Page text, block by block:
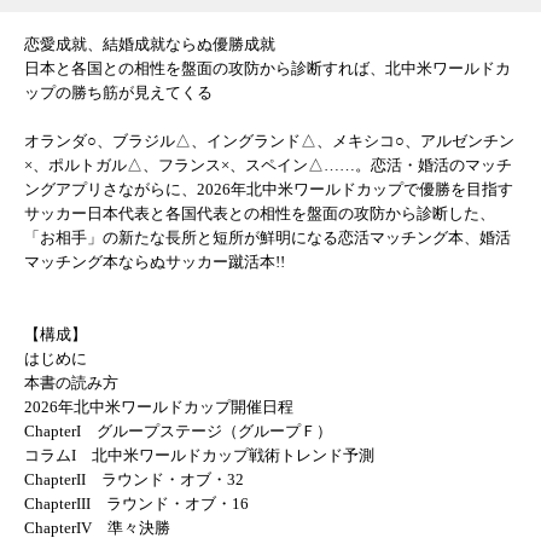
恋愛成就、結婚成就ならぬ優勝成就
日本と各国との相性を盤面の攻防から診断すれば、北中米ワールドカ
ップの勝ち筋が見えてくる
オランダ○、ブラジル△、イングランド△、メキシコ○、アルゼンチン
×、ポルトガル△、フランス×、スペイン△……。恋活・婚活のマッチ
ングアプリさながらに、2026年北中米ワールドカップで優勝を目指す
サッカー日本代表と各国代表との相性を盤面の攻防から診断した、
「お相手」の新たな長所と短所が鮮明になる恋活マッチング本、婚活
マッチング本ならぬサッカー蹴活本!!
【構成】
はじめに
本書の読み方
2026年北中米ワールドカップ開催日程
ChapterI グループステージ（グループＦ）
コラムI 北中米ワールドカップ戦術トレンド予測
ChapterII ラウンド・オブ・32
ChapterIII ラウンド・オブ・16
ChapterIV 準々決勝